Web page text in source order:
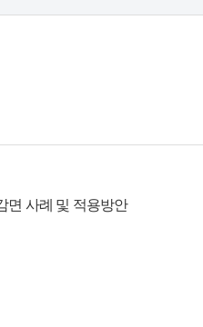
면 사례 및 적용방안